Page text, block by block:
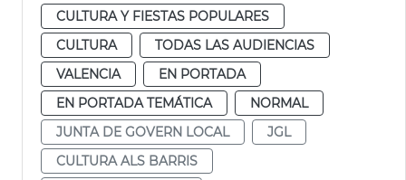
CULTURA Y FIESTAS POPULARES
CULTURA
TODAS LAS AUDIENCIAS
VALENCIA
EN PORTADA
EN PORTADA TEMÁTICA
NORMAL
JUNTA DE GOVERN LOCAL
JGL
CULTURA ALS BARRIS